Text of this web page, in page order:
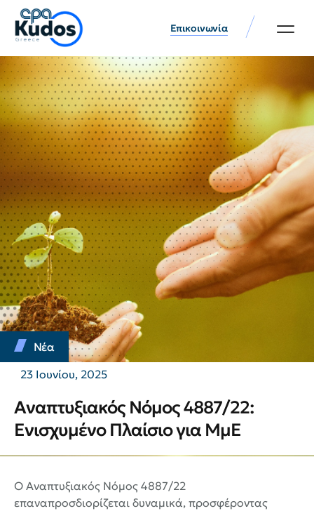
Επικοινωνία
Νέα
23 Ιουνίου, 2025
Αναπτυξιακός Νόμος 4887/22:
Ενισχυμένο Πλαίσιο για ΜμΕ
Ο Αναπτυξιακός Νόμος 4887/22
επαναπροσδιορίζεται δυναμικά, προσφέροντας